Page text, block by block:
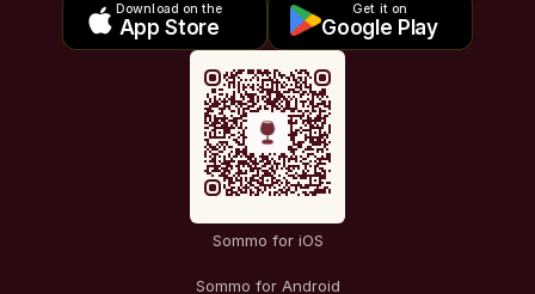
Download on the
App Store
Get it on
Google Play
Sommo for iOS
Sommo for Android